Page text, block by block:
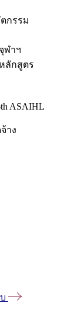
กรรม
ฬาฯ
ลักสูตร
ASAIHL
าง